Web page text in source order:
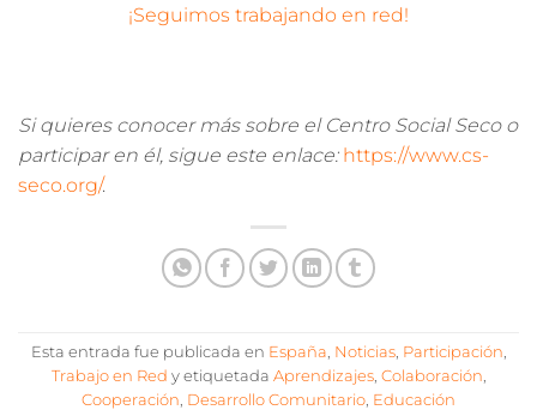
¡Seguimos trabajando en red!
Si quieres conocer más sobre el Centro Social Seco o
participar en él, sigue este enlace: https://www.cs-
seco.org/.
Esta entrada fue publicada en España, Noticias, Participación,
Trabajo en Red y etiquetada Aprendizajes, Colaboración,
Cooperación, Desarrollo Comunitario, Educación